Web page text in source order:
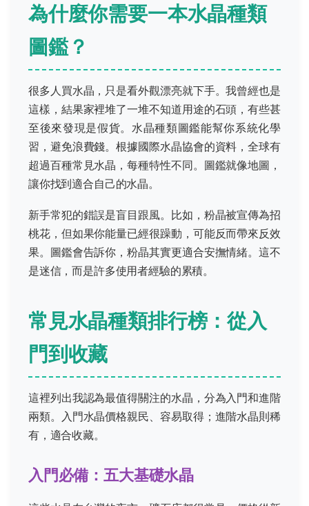
為什麼你需要一本水晶種類
圖鑑？
很多人買水晶，只是看外觀漂亮就下手。我曾經也是
這樣，結果家裡堆了一堆不知道用途的石頭，有些甚
至後來發現是假貨。水晶種類圖鑑能幫你系統化學
習，避免浪費錢。根據國際水晶協會的資料，全球有
超過百種常見水晶，每種特性不同。圖鑑就像地圖，
讓你找到適合自己的水晶。
新手常犯的錯誤是盲目跟風。比如，粉晶被宣傳為招
桃花，但如果你能量已經很躁動，可能反而帶來反效
果。圖鑑會告訴你，粉晶其實更適合安撫情緒。這不
是迷信，而是許多使用者經驗的累積。
常見水晶種類排行榜：從入
門到收藏
這裡列出我認為最值得關注的水晶，分為入門和進階
兩類。入門水晶價格親民、容易取得；進階水晶則稀
有，適合收藏。
入門必備：五大基礎水晶